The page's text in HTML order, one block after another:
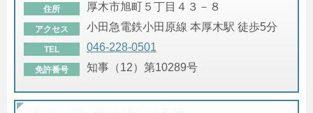
住所 厚木市旭町５丁目４３－８
アクセス 小田急電鉄小田原線 本厚木駅 徒歩5分
TEL 046-228-0501
免許番号 知事（12）第10289号